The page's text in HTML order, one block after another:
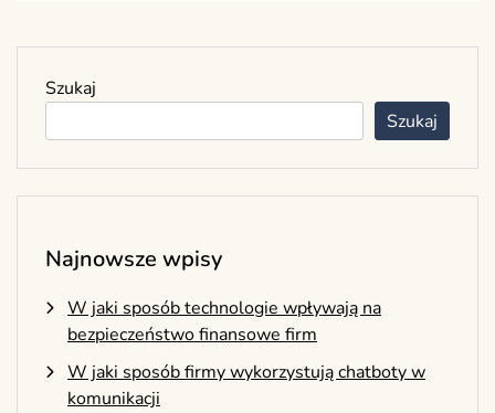
Szukaj
Szukaj
Najnowsze wpisy
W jaki sposób technologie wpływają na
bezpieczeństwo finansowe firm
W jaki sposób firmy wykorzystują chatboty w
komunikacji